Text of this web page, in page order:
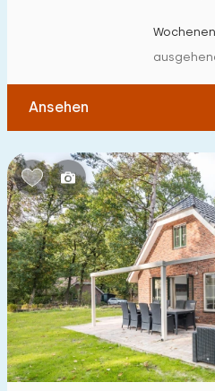
€ 0 — €
Schlafzimmern:
1 2 3 4
Badezimmer:
1 2 3 4
Entfernungen
Ansehen